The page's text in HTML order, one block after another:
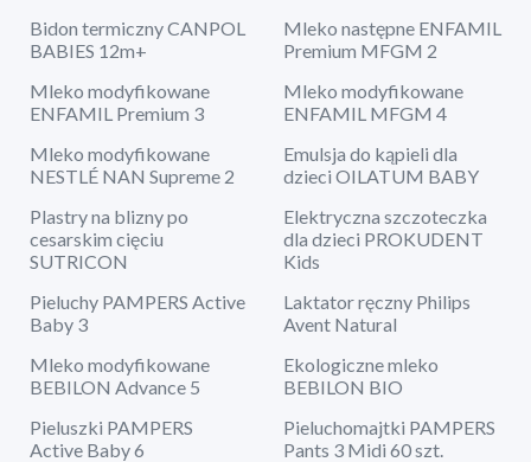
Bidon termiczny CANPOL
BABIES 12m+
Mleko następne ENFAMIL
Premium MFGM 2
Mleko modyfikowane
ENFAMIL Premium 3
Mleko modyfikowane
ENFAMIL MFGM 4
Mleko modyfikowane
NESTLÉ NAN Supreme 2
Emulsja do kąpieli dla
dzieci OILATUM BABY
Plastry na blizny po
cesarskim cięciu
SUTRICON
Elektryczna szczoteczka
dla dzieci PROKUDENT
Kids
Pieluchy PAMPERS Active
Baby 3
Laktator ręczny Philips
Avent Natural
Mleko modyfikowane
BEBILON Advance 5
Ekologiczne mleko
BEBILON BIO
Pieluszki PAMPERS
Active Baby 6
Pieluchomajtki PAMPERS
Pants 3 Midi 60 szt.